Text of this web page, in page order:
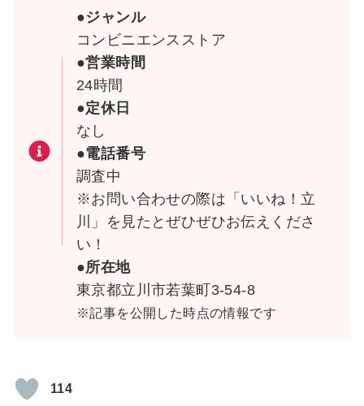
●ジャンル
コンビニエンスストア
●営業時間
24時間
●定休日
なし
●電話番号
調査中
※お問い合わせの際は「いいね！立
川」を見たとぜひぜひお伝えくださ
い！
●所在地
東京都立川市若葉町3-54-8
※記事を公開した時点の情報です
114